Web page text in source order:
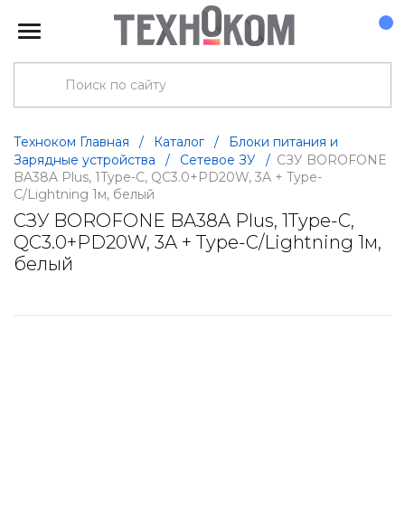
Техноком Главная / Каталог /
Блоки питания и
Зарядные устройства
/ Сетевое ЗУ / СЗУ BOROFONE
BA38A Plus, 1Type-C, QC3.0+PD20W, 3A + Type-
C/Lightning 1м, белый
СЗУ BOROFONE BA38A Plus, 1Type-C,
QC3.0+PD20W, 3A + Type-C/Lightning 1м,
белый